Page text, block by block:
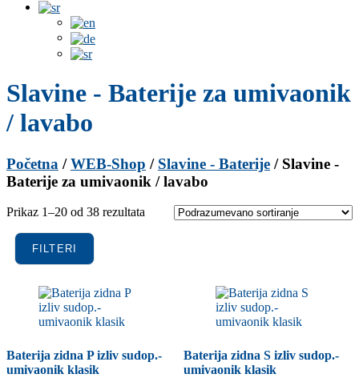
Slavine - Baterije za umivaonik
/ lavabo
Početna /WEB-Shop / Slavine - Baterije / Slavine -
Baterije za umivaonik / lavabo
Prikaz 1–20 od 38 rezultata
FILTERI
Baterija zidna P izliv sudop.-
umivaonik klasik
Baterija zidna S izliv sudop.-
umivaonik klasik